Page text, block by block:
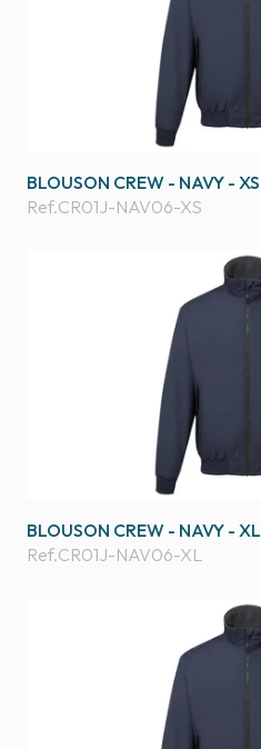
BLOUSON CREW - NAVY - XS
Ref.CR01J-NAV06-XS
BLOUSON CREW - NAVY - XL
Ref.CR01J-NAV06-XL